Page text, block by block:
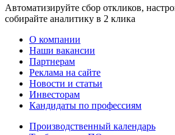
Автоматизируйте сбор откликов,
собирайте аналитику в 2 клика
О компании
Наши вакансии
Партнерам
Реклама на сайте
Новости и статьи
Инвесторам
Кандидаты по профессиям
Производственный календарь